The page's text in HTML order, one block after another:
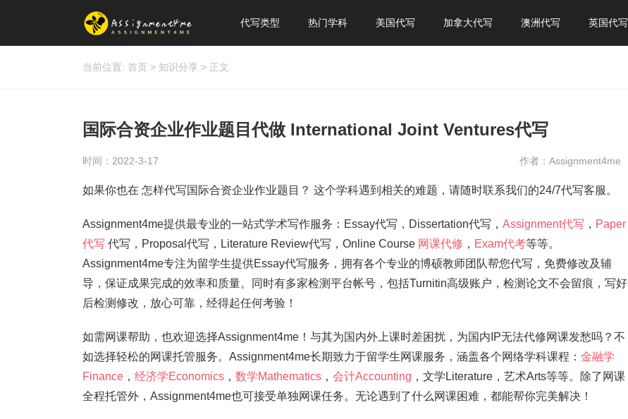
代写类型 热门学科 美国代写 加拿大代写 澳洲代写 英国代写
当前位置: 首页 > 知识分享 > 正文
国际合资企业作业题目代做 International Joint Ventures代写
时间：2022-3-17 作者：Assignment4me
如果你也在 怎样代写国际合资企业作业题目？ 这个学科遇到相关的难题，请随时联系我们的24/7代写客服。
Assignment4me提供最专业的一站式学术写作服务：Essay代写，Dissertation代写， Assignment代写 ， Paper
代写 代写，Proposal代写，Literature Review代写，Online Course 网课代修 ， Exam代考等等。
Assignment4me专注为留学生提供Essay代写服务，拥有各个专业的博硕教师团队帮您代写，免费修改及辅
导，保证成果完成的效率和质量。同时有多家检测平台帐号，包括Turnitin高级账户，检测论文不会留痕，写好
后检测修改，放心可靠，经得起任何考验！
如需网课帮助，也欢迎选择Assignment4me！与其为国内外上课时差困扰，为国内IP无法代修网课发愁吗？不
如选择轻松的网课托管服务。Assignment4me长期致力于留学生网课服务，涵盖各个网络学科课程： 金融学
Finance ， 经济学Economics ， 数学Mathematics ， 会计Accounting ，文学Literature，艺术Arts等等。除了网课
全程托管外，Assignment4me也可接受单独网课任务。无论遇到了什么网课困难，都能帮你完美解决！